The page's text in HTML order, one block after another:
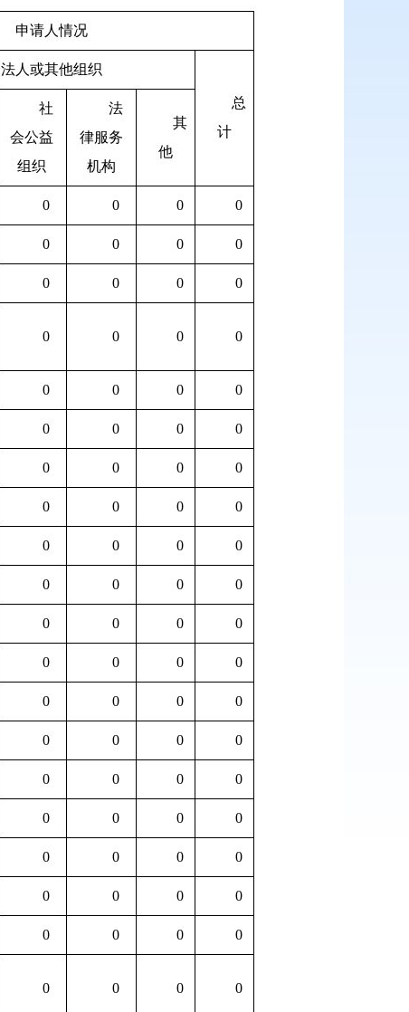
申请人情况
法人或其他组织
总
计
社
会公益
组织
法
律服务
机构
其
他
0 0 0 0
0 0 0 0
0 0 0 0
0 0 0 0
0 0 0 0
0 0 0 0
0 0 0 0
0 0 0 0
0 0 0 0
0 0 0 0
0 0 0 0
0 0 0 0
0 0 0 0
0 0 0 0
0 0 0 0
0 0 0 0
0 0 0 0
0 0 0 0
0 0 0 0
0 0 0 0